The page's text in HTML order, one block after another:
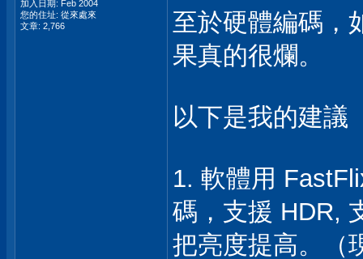
加入日期: Feb 2004
您的住址: 從來處來
文章: 2,766
至於硬體編碼，
果真的很爛。
以下是我的建議
1. 軟體用
碼，支援 HDR,
把亮度提高。（